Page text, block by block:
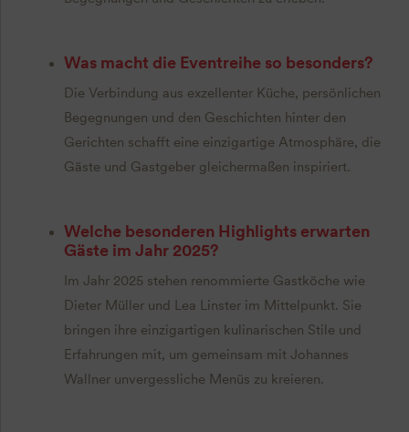
Was macht die Eventreihe so besonders?
Die Verbindung aus exzellenter Küche, persönlichen
Begegnungen und den Geschichten hinter den
Gerichten schafft eine einzigartige Atmosphäre, die
Gäste und Gastgeber gleichermaßen inspiriert.
Welche besonderen Highlights erwarten
Gäste im Jahr 2025?
Im Jahr 2025 stehen renommierte Gastköche wie
Dieter Müller und Lea Linster im Mittelpunkt. Sie
bringen ihre einzigartigen kulinarischen Stile und
Erfahrungen mit, um gemeinsam mit Johannes
Wallner unvergessliche Menüs zu kreieren.